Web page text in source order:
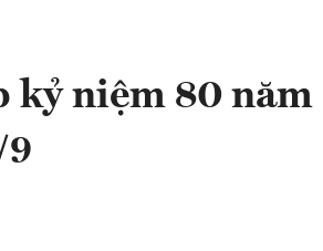
kỷ niệm 80 năm
9